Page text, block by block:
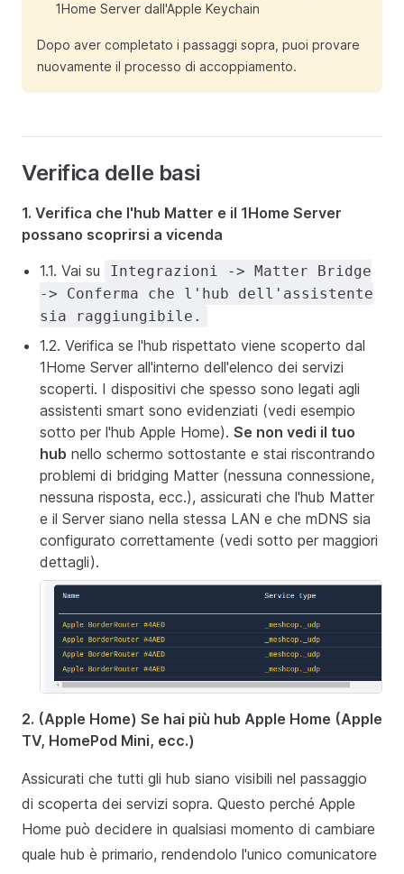
1Home Server dall'Apple Keychain
Dopo aver completato i passaggi sopra, puoi provare
nuovamente il processo di accoppiamento.
Verifica delle basi
1. Verifica che l'hub Matter e il 1Home Server
possano scoprirsi a vicenda
1.1. Vai su
Integrazioni -> Matter Bridge
-> Conferma che l'hub dell'assistente
sia raggiungibile.
1.2. Verifica se l'hub rispettato viene scoperto dal
1Home Server all'interno dell'elenco dei servizi
scoperti. I dispositivi che spesso sono legati agli
assistenti smart sono evidenziati (vedi esempio
sotto per l'hub Apple Home). Se non vedi il tuo
hub nello schermo sottostante e stai riscontrando
problemi di bridging Matter (nessuna connessione,
nessuna risposta, ecc.), assicurati che l'hub Matter
e il Server siano nella stessa LAN e che mDNS sia
configurato correttamente (vedi sotto per maggiori
dettagli).
2. (Apple Home) Se hai più hub Apple Home (Apple
TV, HomePod Mini, ecc.)
Assicurati che tutti gli hub siano visibili nel passaggio
di scoperta dei servizi sopra. Questo perché Apple
Home può decidere in qualsiasi momento di cambiare
quale hub è primario, rendendolo l'unico comunicatore